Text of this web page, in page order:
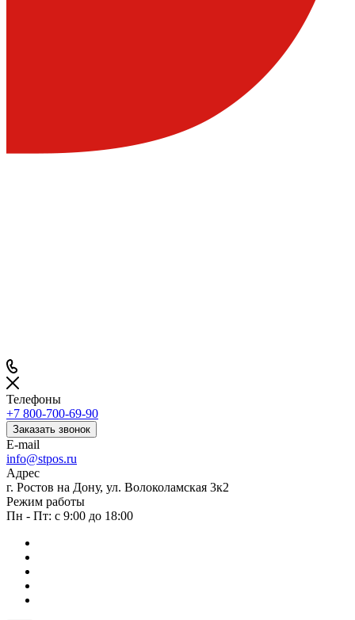
Телефоны
+7 800-700-69-90
Заказать звонок
E-mail
info@stpos.ru
Адрес
г. Ростов на Дону, ул. Волоколамская 3к2
Режим работы
Пн - Пт: с 9:00 до 18:00